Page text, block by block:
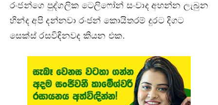
රංජන්ගෙ පුද්ගලික ටෙලිෆෝන් සංවාද අහන්න ලැබුන
හින්ද අපි දන්නවා රංජන් කොයිතරම් දුරට දිගට
සෙක්ස් රසවිඳිනවද කියන එක.